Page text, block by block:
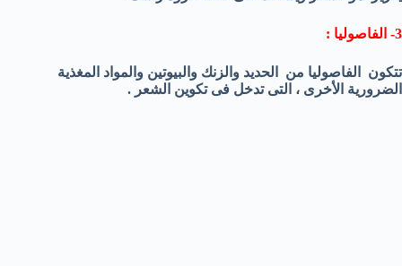
3- الفاصوليا :
تتكون الفاصوليا من الحديد والزنك و البيوتين و المواد المغذية
الضرورية الأخرى ، التى تدخل فى تكوين الشعر .